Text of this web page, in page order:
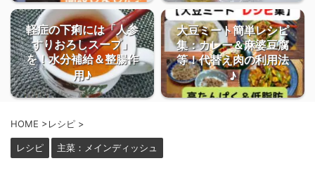
軽症の下痢には「人参
すりおろしスープ」
を！水分補給＆整腸作
用♪
大豆ミート簡単レシピ
集：カレー＆麻婆豆腐
等！代替え肉の利用法
♪
HOME >レシピ >
レシピ 主菜：メインディッシュ